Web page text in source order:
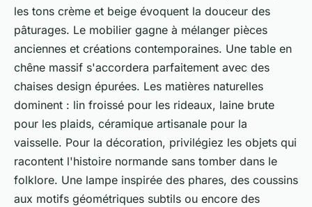
les tons crème et beige évoquent la douceur des
pâturages. Le mobilier gagne à mélanger pièces
anciennes et créations contemporaines. Une table en
chêne massif s'accordera parfaitement avec des
chaises design épurées. Les matières naturelles
dominent : lin froissé pour les rideaux, laine brute
pour les plaids, céramique artisanale pour la
vaisselle. Pour la décoration, privilégiez les objets qui
racontent l'histoire normande sans tomber dans le
folklore. Une lampe inspirée des phares, des coussins
aux motifs géométriques subtils ou encore des